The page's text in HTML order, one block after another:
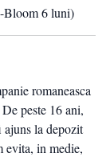
Bloom 6 luni)
romaneasca
peste 16 ani,
ajuns la depozit
evita, in medie,